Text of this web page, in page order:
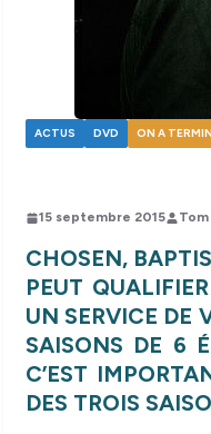
ACTUS DVD ON A
15 septembre 2015
CHOSEN,
PEUT
UN SERVICE DE
SAISONS DE 6
C’EST
DES TROIS